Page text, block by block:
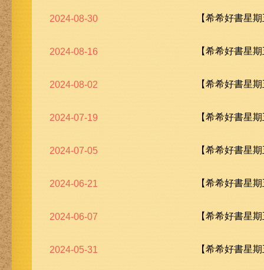
2024-08-30 【希希好書星
2024-08-16 【希希好書星
2024-08-02 【希希好書星
2024-07-19 【希希好書星
2024-07-05 【希希好書星
2024-06-21 【希希好書星
2024-06-07 【希希好書星
2024-05-31 【希希好書星